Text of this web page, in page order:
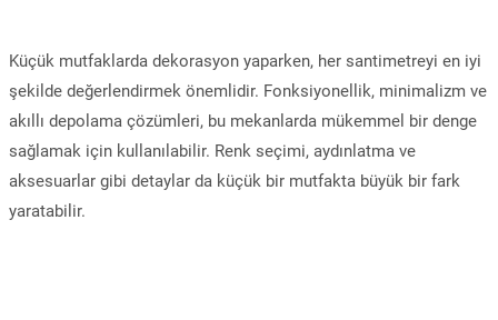
Küçük mutfaklarda dekorasyon yaparken, her santimetreyi en iyi
şekilde değerlendirmek önemlidir. Fonksiyonellik, minimalizm ve
akıllı depolama çözümleri, bu mekanlarda mükemmel bir denge
sağlamak için kullanılabilir. Renk seçimi, aydınlatma ve
aksesuarlar gibi detaylar da küçük bir mutfakta büyük bir fark
yaratabilir.